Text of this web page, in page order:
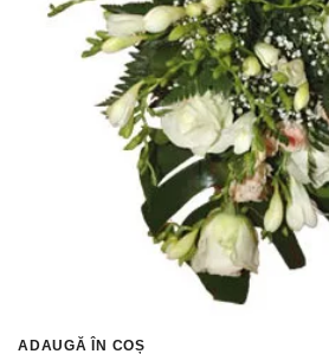
ADAUGĂ ÎN COȘ